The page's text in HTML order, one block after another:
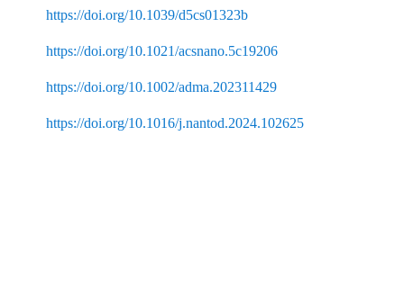
https://doi.org/10.1039/d5cs01323b
https://doi.org/10.1021/acsnano.5c19206
https://doi.org/10.1002/adma.202311429
https://doi.org/10.1016/j.nantod.2024.102625